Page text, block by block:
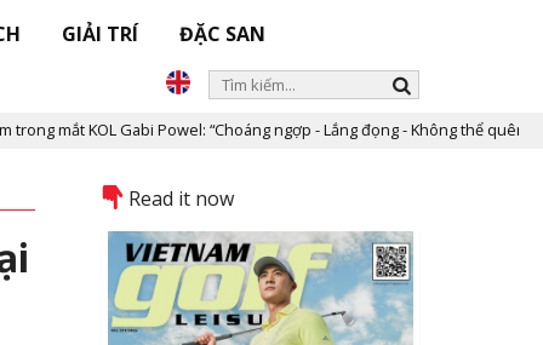
GIẢI TRÍ ĐẶC SAN
Powel: “Choáng ngợp - Lắng đọng - Không thể quên!” Tour
Read it now